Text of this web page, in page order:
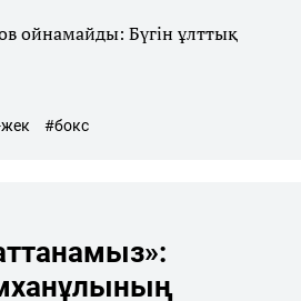
ойнамайды: Бүгін ұлттық
#бокс